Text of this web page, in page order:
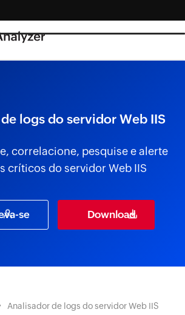
logs do servidor Web IIS
correlacione, pesquise e alerte
críticos do servidor Web IIS
se Download
Analisador de logs do servidor Web IIS